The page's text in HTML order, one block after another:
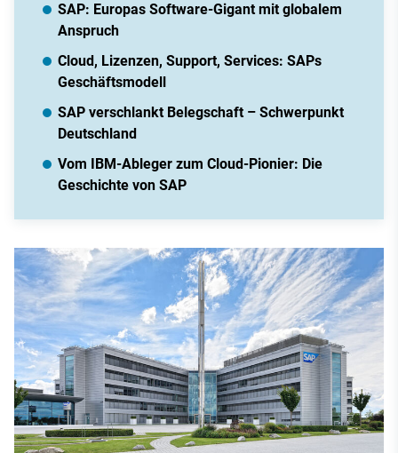
SAP: Europas Software-Gigant mit globalem
Anspruch
Cloud, Lizenzen, Support, Services: SAPs
Geschäftsmodell
SAP verschlankt Belegschaft – Schwerpunkt
Deutschland
Vom IBM-Ableger zum Cloud-Pionier: Die
Geschichte von SAP